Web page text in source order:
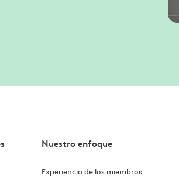
Nuestro enfoque
Experiencia de los miembros